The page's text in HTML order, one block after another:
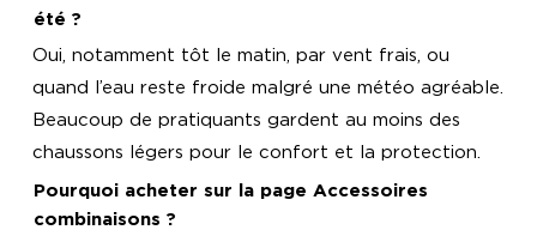
été ?
Oui, notamment tôt le matin, par vent frais, ou
quand l’eau reste froide malgré une météo agréable.
Beaucoup de pratiquants gardent au moins des
chaussons légers pour le confort et la protection.
Pourquoi acheter sur la page Accessoires
combinaisons ?